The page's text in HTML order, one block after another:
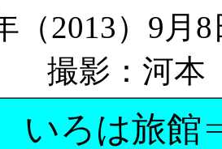
（2013）9月8
撮影：河
いろは旅